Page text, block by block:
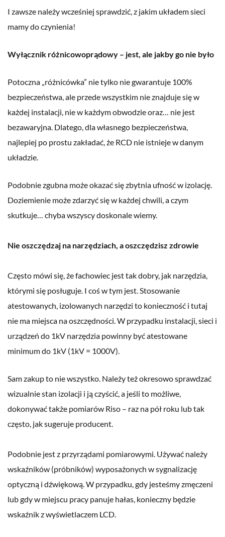
I zawsze należy wcześniej sprawdzić, z jakim układem sieci
mamy do czynienia!
Wyłącznik różnicowoprądowy – jest, ale jakby go nie było
Potoczna „różnicówka” nie tylko nie gwarantuje 100%
bezpieczeństwa, ale przede wszystkim nie znajduje się w
każdej instalacji, nie w każdym obwodzie oraz… nie jest
bezawaryjna. Dlatego, dla własnego bezpieczeństwa,
najlepiej po prostu zakładać, że RCD nie istnieje w danym
układzie.
Podobnie zgubna może okazać się zbytnia ufność w izolację.
Doziemienie może zdarzyć się w każdej chwili, a czym
skutkuje… chyba wszyscy doskonale wiemy.
Nie oszczędzaj na narzędziach, a oszczędzisz zdrowie
Często mówi się, że fachowiec jest tak dobry, jak narzędzia,
którymi się posługuje. I coś w tym jest. Stosowanie
atestowanych, izolowanych narzędzi to konieczność i tutaj
nie ma miejsca na oszczędności. W przypadku instalacji, sieci i
urządzeń do 1kV narzędzia powinny być atestowane
minimum do 1kV (1kV = 1000V).
Sam zakup to nie wszystko. Należy też okresowo sprawdzać
wizualnie stan izolacji i ją czyścić, a jeśli to możliwe,
dokonywać także pomiarów Riso – raz na pół roku lub tak
często, jak sugeruje producent.
Podobnie jest z przyrządami pomiarowymi. Używać należy
wskaźników (próbników) wyposażonych w sygnalizację
optyczną i dźwiękową. W przypadku, gdy jesteśmy zmęczeni
lub gdy w miejscu pracy panuje hałas, konieczny będzie
wskaźnik z wyświetlaczem LCD.